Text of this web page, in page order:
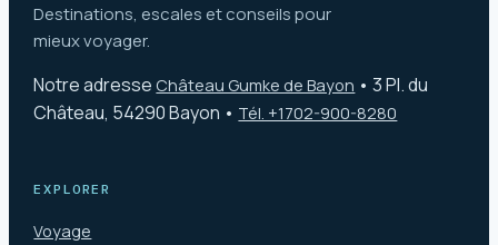
Destinations, escales et conseils pour
mieux voyager.
Notre adresse Château Gumke de Bayon •3 Pl. du
Château, 54290 Bayon • Tél. +1702-900-8280
EXPLORER
Voyage